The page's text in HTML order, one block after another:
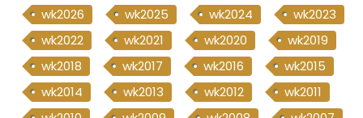
wk2026 wk2025 wk2024
wk2023
wk2022
wk2021 wk2020
wk2019
wk2018
wk2017 wk2016
wk2015
wk2014
wk2013 wk2012
wk2011